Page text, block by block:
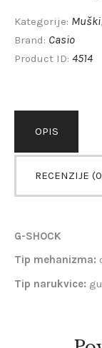
Kategorije: Muški
Brand: Casio
Product ID: 4514
OPIS
RECENZIJE
G-SHOCK
Tip mehanizma:
Tip narukvice: